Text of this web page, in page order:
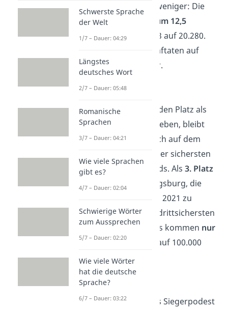
Bielefeld deutlich weniger: Die
Verstöße sanken um 12,5
Prozentvon 23.213 auf 20.280.
Das sind 6.081 Straftaten auf
100.000 Einwohner.
Augsburg musste den Platz als
zweiter Sieger abgeben, bleibt
aber immerhin noch auf dem
der sichersten
Städte Deutschlands. Als3. Platz
gelang es auch Augsburg, die
Zahl der Straftaten 2021 zu
verringern. In der drittsichersten
Stadt Deutschlands kommen nur
6.159 Verbrechen
auf 100.000
Einwohner.
Nürnberg
Nicht mehr auf das Siegerpodest
Schwerste Sprache
der Welt
1/7 – Dauer: 04:29
Längstes
deutsches Wort
2/7 – Dauer: 05:48
Romanische
Sprachen
3/7 – Dauer: 04:21
Wie viele Sprachen
gibt es?
4/7 – Dauer: 02:04
Schwierige Wörter
zum Aussprechen
5/7 – Dauer: 02:20
Wie viele Wörter
hat die deutsche
Sprache?
6/7 – Dauer: 03:22